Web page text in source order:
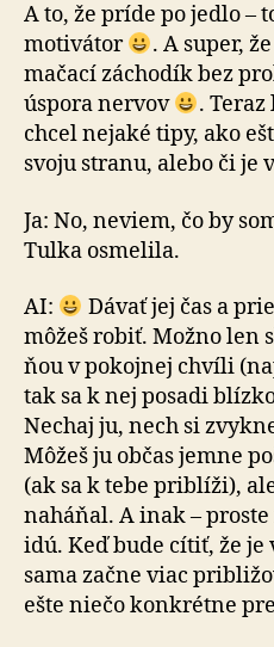
A to, že príde po jedlo –
motivátor
. A super,
mačací záchodík bez
úspora nervov
.
chcel nejaké tipy, ako
svoju stranu, alebo či je
Ja: No, neviem, čo by
Tulka osmelila.
AI:
Dávať jej čas a
môžeš robiť. Možno len
ňou v pokojnej chvíli
tak sa k nej posadi
Nechaj ju, nech si
Môžeš ju občas jemne
(ak sa k tebe priblíži),
naháňal. A inak –
idú. Keď bude cítiť, že je
sama začne viac
ešte niečo konkrétne